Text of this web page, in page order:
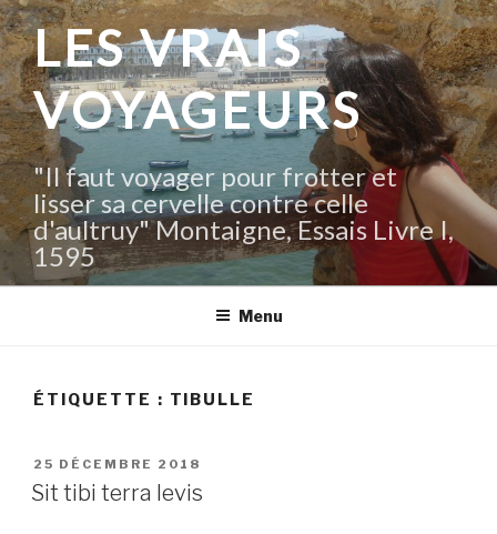
Aller
au
contenu
principal
LES VRAIS
VOYAGEURS
"Il faut voyager pour frotter et
lisser sa cervelle contre celle
d'aultruy" Montaigne, Essais Livre I,
1595
Menu
ÉTIQUETTE : TIBULLE
PUBLIÉ
LE
25 DÉCEMBRE 2018
Sit tibi terra levis